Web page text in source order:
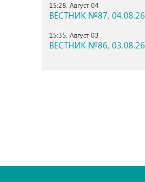
15:28, Август 04
ВЕСТНИК №87, 04.08.26
15:35, Август 03
ВЕСТНИК №86, 03.08.26